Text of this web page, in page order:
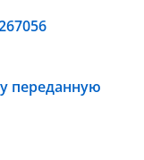
переданную